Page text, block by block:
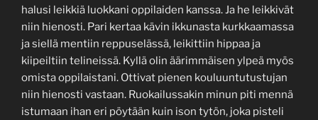
halusi leikkiä luokkani oppilaiden kanssa. Ja he leikkivät
niin hienosti. Pari kertaa kävin ikkunasta kurkkaamassa
ja siellä mentiin reppuselässä, leikittiin hippaa ja
kiipeiltiin telineissä. Kyllä olin äärimmäisen ylpeä myös
omista oppilaistani. Ottivat pienen kouluuntutustujan
niin hienosti vastaan. Ruokailussakin minun piti mennä
istumaan ihan eri pöytään kuin ison tytön, joka pisteli